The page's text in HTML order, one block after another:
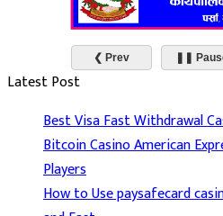
❮ Prev ❚❚
Latest Post
Best Visa Fast Withdrawal
Bitcoin Casino American
Players
How to Use paysafecard